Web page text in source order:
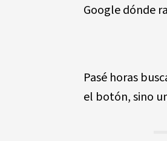
Google dónde
Pasé horas
el botón, sino